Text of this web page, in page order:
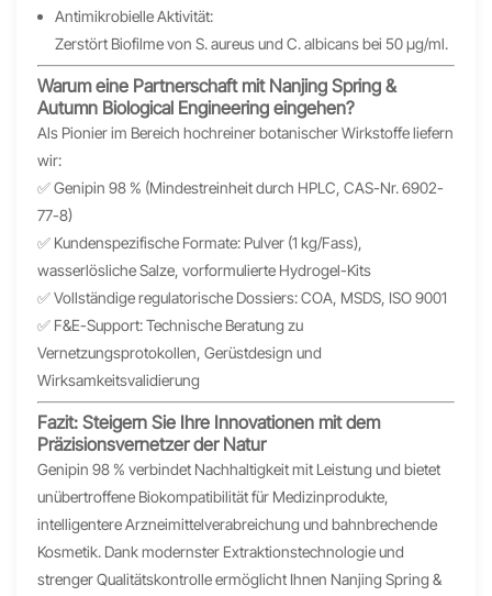
Antimikrobielle Aktivität:
Zerstört Biofilme von S. aureus und C. albicans bei 50 μg/ml.
Warum eine Partnerschaft mit Nanjing Spring &
Autumn Biological Engineering eingehen?
Als Pionier im Bereich hochreiner botanischer Wirkstoffe liefern
wir:
✅ Genipin 98 % (Mindestreinheit durch HPLC, CAS-Nr. 6902-
77-8)
✅ Kundenspezifische Formate: Pulver (1 kg/Fass),
wasserlösliche Salze, vorformulierte Hydrogel-Kits
✅ Vollständige regulatorische Dossiers: COA, MSDS, ISO 9001
✅ F&E-Support: Technische Beratung zu
Vernetzungsprotokollen, Gerüstdesign und
Wirksamkeitsvalidierung
Fazit: Steigern Sie Ihre Innovationen mit dem
Präzisionsvernetzer der Natur
Genipin 98 % verbindet Nachhaltigkeit mit Leistung und bietet
unübertroffene Biokompatibilität für Medizinprodukte,
intelligentere Arzneimittelverabreichung und bahnbrechende
Kosmetik. Dank modernster Extraktionstechnologie und
strenger Qualitätskontrolle ermöglicht Ihnen Nanjing Spring &